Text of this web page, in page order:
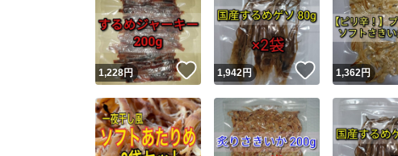
1,228円 いいね！
1,942円 いいね！
1,362円